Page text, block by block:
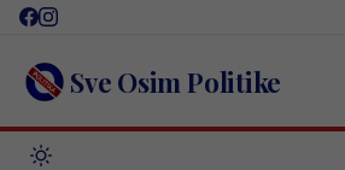
Skip
content Sve Osim Politike